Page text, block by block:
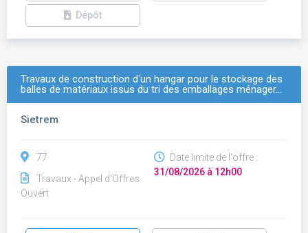
Dépôt
Travaux de construction d'un hangar pour le stockage des
balles de matériaux issus du tri des emballages ménager…
Sietrem
77
Travaux - Appel d'Offres
Ouvert
Date limite de l'offre :
31/08/2026 à 12h00